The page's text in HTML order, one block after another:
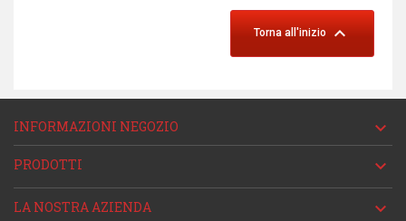
Torna all'inizio 
INFORMAZIONI NEGOZIO 
PRODOTTI 
LA NOSTRA AZIENDA 